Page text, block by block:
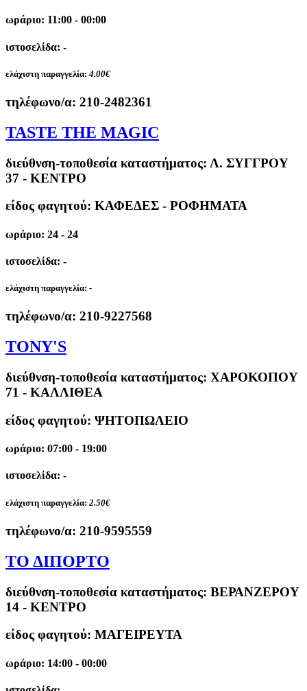
ωράριο: 11:00 - 00:00
ιστοσελίδα: -
ελάχιστη παραγγελία: 4.00€
τηλέφωνο/α: 210-2482361
TASTE THE MAGIC
διεύθνση-τοποθεσία καταστήματος: Λ. ΣΥΓΓΡΟΥ
37 - ΚΕΝΤΡΟ
είδος φαγητού: ΚΑΦΕΔΕΣ - ΡΟΦΗΜΑΤΑ
ωράριο: 24 - 24
ιστοσελίδα: -
ελάχιστη παραγγελία: -
τηλέφωνο/α: 210-9227568
TONY'S
διεύθνση-τοποθεσία καταστήματος: ΧΑΡΟΚΟΠΟΥ
71 - ΚΑΛΛΙΘΕΑ
είδος φαγητού: ΨΗΤΟΠΩΛΕΙΟ
ωράριο: 07:00 - 19:00
ιστοσελίδα: -
ελάχιστη παραγγελία: 2.50€
τηλέφωνο/α: 210-9595559
ΤΟ ΔΙΠΟΡΤΟ
διεύθνση-τοποθεσία καταστήματος: ΒΕΡΑΝΖΕΡΟΥ
14 - ΚΕΝΤΡΟ
είδος φαγητού: ΜΑΓΕΙΡΕΥΤΑ
ωράριο: 14:00 - 00:00